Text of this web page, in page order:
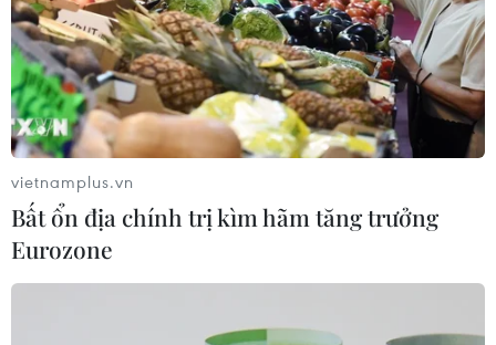
#Giảm lãi suất #mức độ thiệt hại
#doanh nghiệp
#VietinBank
vietnamplus.vn
Bất ổn địa chính trị kìm hãm tăng trưởng
Eurozone